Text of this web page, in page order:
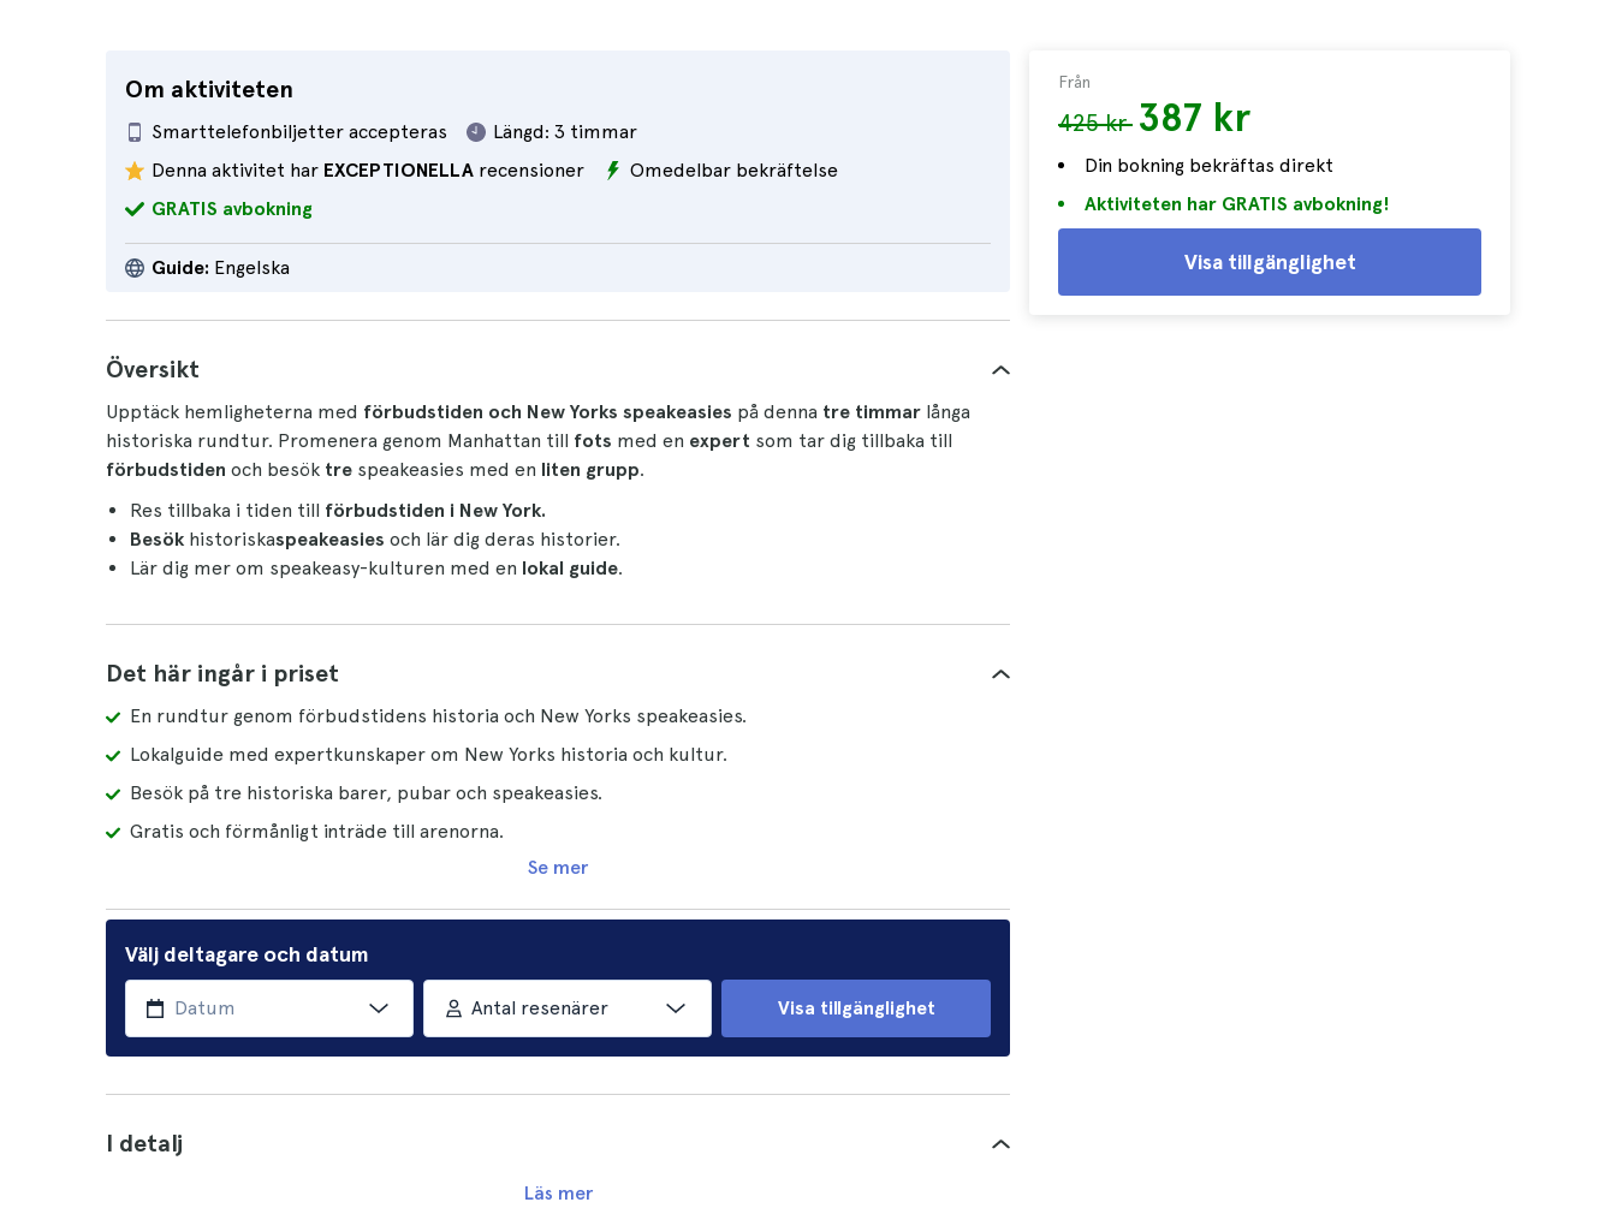
Om aktiviteten
Smarttelefonbiljetter accepteras Längd: 3 timmar
Denna aktivitet har EXCEPTIONELLA recensioner
Omedelbar bekräftelse
GRATIS avbokning
Guide: Engelska
Från
425 kr 387 kr
Din bokning bekräftas direkt
Aktiviteten har GRATIS avbokning!
Visa tillgänglighet
Översikt
Upptäck hemligheterna med förbudstiden och New Yorks speakeasies på denna tre timmar långa
historiska rundtur. Promenera genom Manhattan till fots med en expert som tar dig tillbaka till
förbudstiden och besök tre speakeasies med en liten grupp.
Res tillbaka i tiden till förbudstiden i New York.
Besök historiskaspeakeasies och lär dig deras historier.
Lär dig mer om speakeasy-kulturen med en lokal guide.
Det här ingår i priset
En rundtur genom förbudstidens historia och New Yorks speakeasies.
Lokalguide med expertkunskaper om New Yorks historia och kultur.
Besök på tre historiska barer, pubar och speakeasies.
Gratis och förmånligt inträde till arenorna.
Se mer
Välj deltagare och datum
Antal resenärer Visa tillgänglighet
I detalj
Läs mer